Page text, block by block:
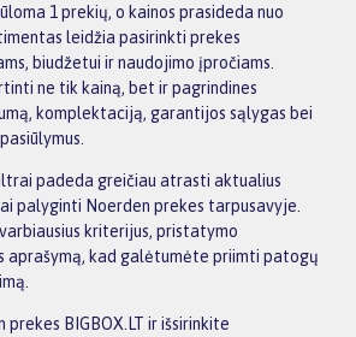
1 prekių, o kainos prasideda nuo
leidžia pasirinkti prekes
biudžetui ir naudojimo įpročiams.
ne tik kainą, bet ir pagrindines
komplektaciją, garantijos sąlygas bei
padeda greičiau atrasti aktualius
palyginti Noerden prekes tarpusavyje.
kriterijus, pristatymo
aprašymą, kad galėtumėte priimti patogų
BIGBOX.LT ir išsirinkite